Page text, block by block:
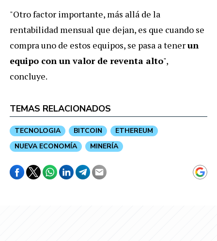
"Otro factor importante, más allá de la
rentabilidad mensual que dejan, es que cuando se
compra uno de estos equipos, se pasa a tenerun
equipo con un valor de reventa alto",
concluye.
TEMAS RELACIONADOS
TECNOLOGIA BITCOIN
ETHEREUM
NUEVA ECONOMÍA
MINERÍA